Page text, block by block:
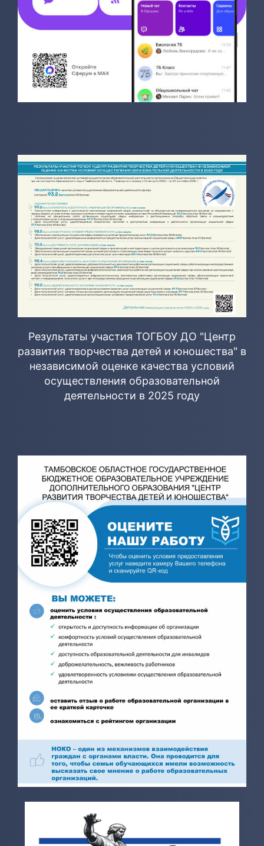
Результаты участия ТОГБОУ ДО "Центр
развития творчества детей и юношества" в
независимой оценке качества условий
осуществления образовательной
деятельности в 2025 году